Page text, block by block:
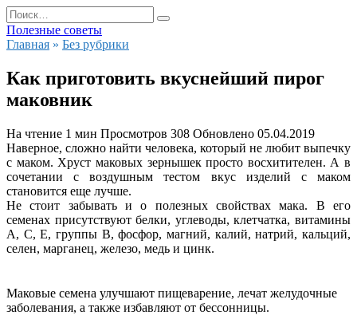
Перейти
к
содержанию
Search
for:
Полезные советы
Главная » Без рубрики
Как приготовить вкуснейший пирог
маковник
На чтение 1 мин Просмотров 308 Обновлено 05.04.2019
Наверное, сложно найти человека, который не любит выпечку
с маком. Хруст маковых зернышек просто восхитителен. А в
сочетании с воздушным тестом вкус изделий с маком
становится еще лучше.
Не стоит забывать и о полезных свойствах мака. В его
семенах присутствуют белки, углеводы, клетчатка, витамины
А, С, Е, группы В, фосфор, магний, калий, натрий, кальций,
селен, марганец, железо, медь и цинк.
Маковые семена улучшают пищеварение, лечат желудочные
заболевания, а также избавляют от бессонницы.